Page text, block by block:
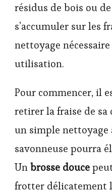
résidus de bois ou
s’accumuler sur les
nettoyage
utilisation.
Pour commencer, il
retirer la fraise de sa
un simple nettoyage
savonneuse pourra
Unbrosse douce
frotter délicatement